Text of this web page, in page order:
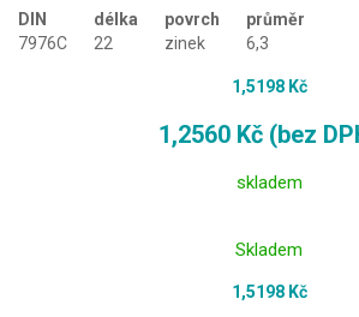
DIN
7976C
délka
22
povrch
zinek
průměr
6,3
1,5198 Kč
1,2560 Kč (bez
skladem
Skladem
1,5198 Kč